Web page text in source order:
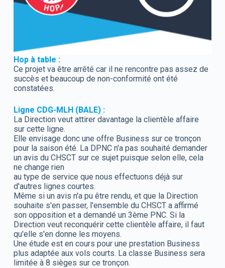
Hop à table :
Ce projet va être arrêté car il ne rencontre pas assez de
succès et beaucoup de non-conformité ont été
constatées.
Ligne CDG-MLH (BALE) :
La Direction veut attirer davantage la clientèle affaire
sur cette ligne.
Elle envisage donc une offre Business sur ce tronçon
pour la saison été. La DPNC n'a pas souhaité demander
un avis du CHSCT sur ce sujet puisque selon elle, cela
ne change rien
au type de service que nous effectuons déjà sur
d'autres lignes courtes.
Même si un avis n'a pu être rendu, et que la Direction
souhaite s'en passer, l'ensemble du CHSCT a affirmé
son opposition et a demandé un 3ème PNC. Si la
Direction veut reconquérir cette clientèle affaire, il faut
qu'elle s'en donne les moyens.
Une étude est en cours pour une prestation Business
plus adaptée aux vols courts. La classe Business sera
limitée à 8 sièges sur ce tronçon.